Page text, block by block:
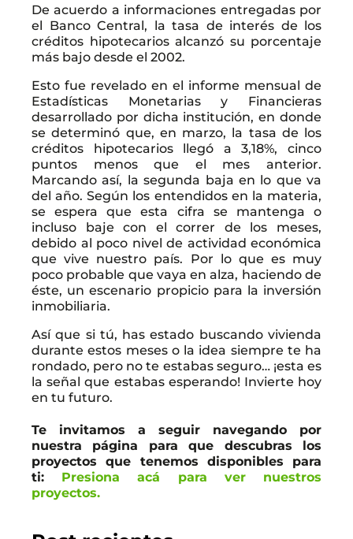
De acuerdo a informaciones entregadas por
el Banco Central, la tasa de interés de los
créditos hipotecarios alcanzó su porcentaje
más bajo desde el 2002.
Esto fue revelado en el informe mensual de
Estadísticas Monetarias y Financieras
desarrollado por dicha institución, en donde
se determinó que, en marzo, la tasa de los
créditos hipotecarios llegó a 3,18%, cinco
puntos menos que el mes anterior.
Marcando así, la segunda baja en lo que va
del año. Según los entendidos en la materia,
se espera que esta cifra se mantenga o
incluso baje con el correr de los meses,
debido al poco nivel de actividad económica
que vive nuestro país. Por lo que es muy
poco probable que vaya en alza, haciendo de
éste, un escenario propicio para la inversión
inmobiliaria.
Así que si tú, has estado buscando vivienda
durante estos meses o la idea siempre te ha
rondado, pero no te estabas seguro… ¡esta es
la señal que estabas esperando! Invierte hoy
en tu futuro.
Te invitamos a seguir navegando por
nuestra página para que descubras los
proyectos que tenemos disponibles para
ti: Presiona acá para ver nuestros
proyectos.